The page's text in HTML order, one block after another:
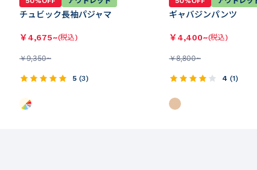
チュビック長袖パジャマ
￥4,675~(税込)
￥9,350~
5 (3)
ギャバジンパンツ
￥4,400~(税込)
￥8,800~
4 (1)